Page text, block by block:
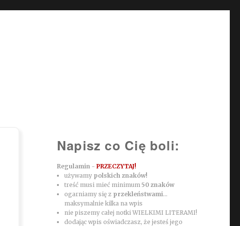
Napisz co Cię boli:
Regulamin - PRZECZYTAJ!
używamy polskich znaków!
treść musi mieć minimum 50 znaków
ogarniamy się z przekleństwami...
maksymalnie kilka na wpis
nie piszemy całej notki WIELKIMI LITERAMI!
dodając wpis oświadczasz, że jesteś jego